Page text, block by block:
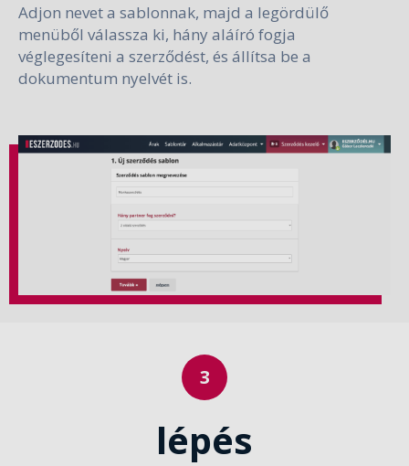
Adjon nevet a sablonnak, majd a legördülő
menüből válassza ki, hány aláíró fogja
véglegesíteni a szerződést, és állítsa be a
dokumentum nyelvét is.
lépés